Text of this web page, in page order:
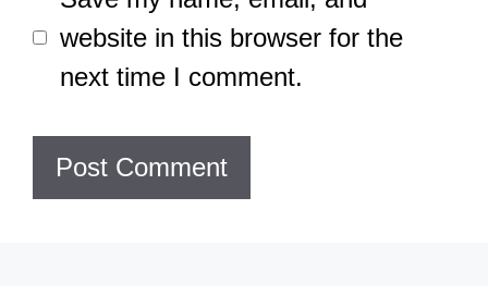
website in this browser for the
next time I comment.